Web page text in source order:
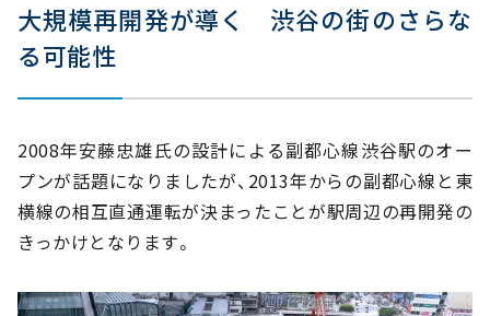
大規模再開発が導く 渋谷の街のさらな
る可能性
2008年安藤忠雄氏の設計による副都心線渋谷駅のオー
プンが話題になりましたが、2013年からの副都心線と東
横線の相互直通運転が決まったことが駅周辺の再開発の
きっかけとなります。